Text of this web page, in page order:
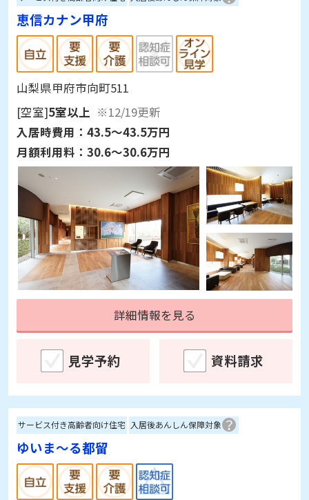
恵信カナン甲府
山梨県甲府市向町511
[空室]5室以上 ※12/19更新
入居時費用： 43.5～43.5万円
月額利用料： 30.6～30.6万円
詳細情報を見る
見学予約 資料請求
サービス付き高齢者向け住宅 入居後あんしん保障対象
ゆいま～る都留